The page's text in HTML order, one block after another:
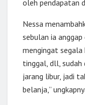
oleh pendapatan
Nessa
sebulan ia
mengingat
tinggal, dll, sudah
jarang libur, jadi
belanja,”